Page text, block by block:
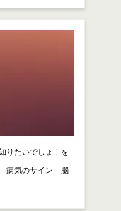
りたいでしょ！を
病気のサイン 脳